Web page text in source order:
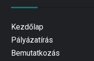
Kezdőlap
Pályázatírás
Bemutatkozás